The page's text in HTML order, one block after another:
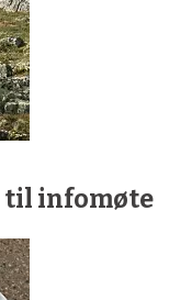
infomøte